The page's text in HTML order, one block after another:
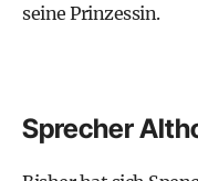
seine Prinzessin.
Sprecher